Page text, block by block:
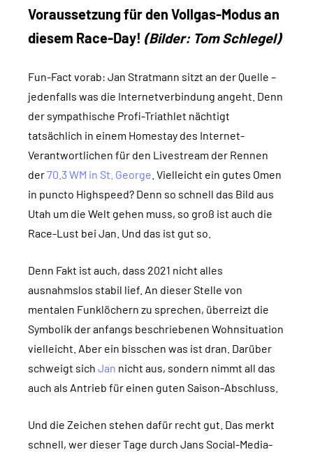
Voraussetzung für den Vollgas-Modus an
diesem Race-Day! (Bilder: Tom Schlegel)
Fun-Fact vorab: Jan Stratmann sitzt an der Quelle –
jedenfalls was die Internetverbindung angeht. Denn
der sympathische Profi-Triathlet nächtigt
tatsächlich in einem Homestay des Internet-
Verantwortlichen für den Livestream der Rennen
der70.3 WM in St. George . Vielleicht ein gutes Omen
in puncto Highspeed? Denn so schnell das Bild aus
Utah um die Welt gehen muss, so groß ist auch die
Race-Lust bei Jan. Und das ist gut so.
Denn Fakt ist auch, dass 2021 nicht alles
ausnahmslos stabil lief. An dieser Stelle von
mentalen Funklöchern zu sprechen, überreizt die
Symbolik der anfangs beschriebenen Wohnsituation
vielleicht. Aber ein bisschen was ist dran. Darüber
schweigt sich Jan nicht aus, sondern nimmt all das
auch als Antrieb für einen guten Saison-Abschluss.
Und die Zeichen stehen dafür recht gut. Das merkt
schnell, wer dieser Tage durch Jans Social-Media-